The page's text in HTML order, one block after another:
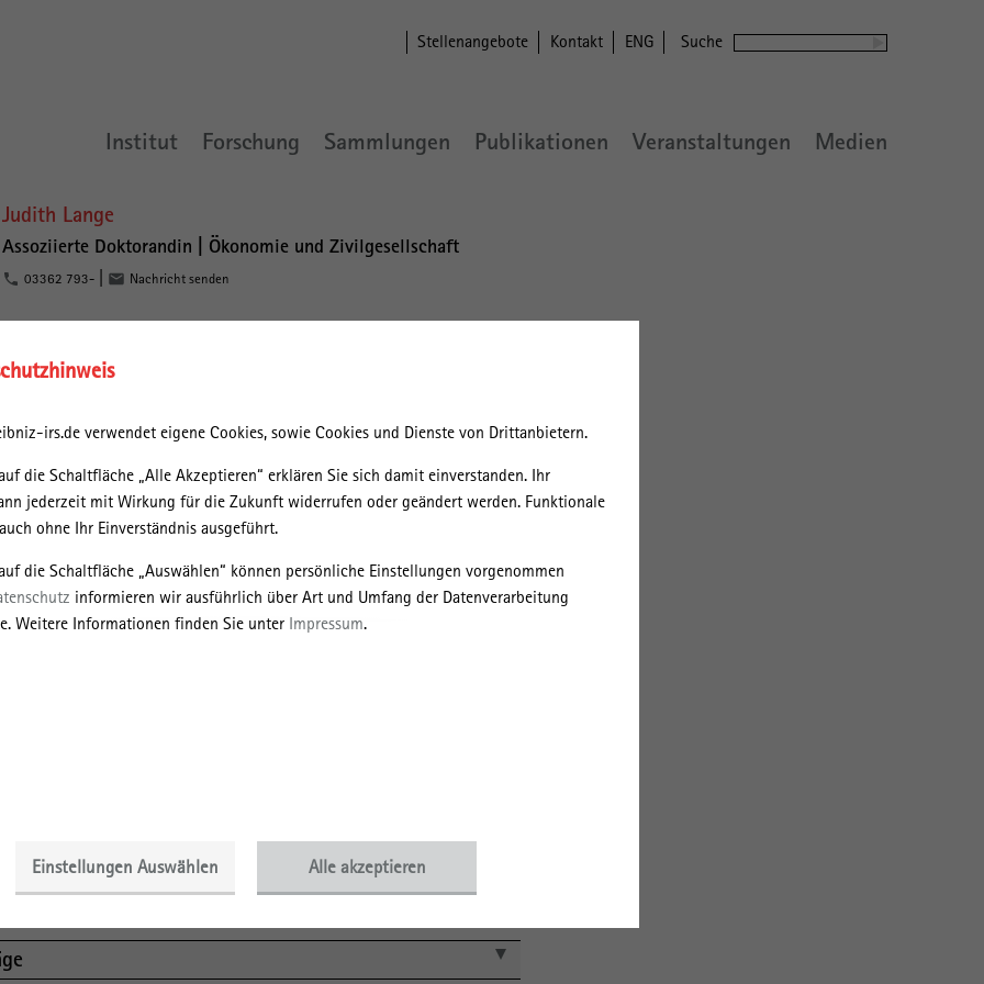
irs.de verwendet eigene Cookies, sowie Cookies und Dienste von Drittanbietern.
die Schaltfläche „Alle Akzeptieren“ erklären Sie sich damit einverstanden. Ihr
jederzeit mit Wirkung für die Zukunft widerrufen oder geändert werden. Funktionale
ohne Ihr Einverständnis ausgeführt.
die Schaltfläche „Auswählen“ können persönliche Einstellungen vorgenommen
informieren wir ausführlich über Art und Umfang der Datenverarbeitung
Weitere Informationen finden Sie unter Impressum.
Einstellungen Auswählen Alle akzeptieren
Stellenangebote Kontakt ENG Suche
Institut Forschung Sammlungen Publikationen Veranstaltungen Medien
Judith Lange
Assoziierte Doktorandin | Ökonomie und Zivilgesellschaft
03362 793- Nachricht senden
Forschungsschwerpunkt „Ökonomie und Zivilgesellschaft“ und entwickelt
ein Dissertationsprojekt. Zudem arbeitet sie als wissenschaftliche
Raumbezogene Transformations- und Sozialforschung der
Universität Cottbus-Senftenberg.
absolvierte sie an der Friedrich-Alexander Universität Erlangen-
materiellen und diskursiven Einbettungen planetarer Grenzen und
Bachelor in Kulturwirtschaft schloss sie mit einer Arbeit zu kulturellen und
marginalisierter Regionen im politischen Umbruch ab.
sie an der Edinburgh Napier University sowie der Université Paris-Est
Kooperationen entwickelte Judith Lange außerdem verschiedene
Transferprojekte und sammelte als Alumna des Hochschulwettbewerbs
Formaten der Wissenschaftskommunikation.
nach Erscheinungsjahr
nach Publikationstyp